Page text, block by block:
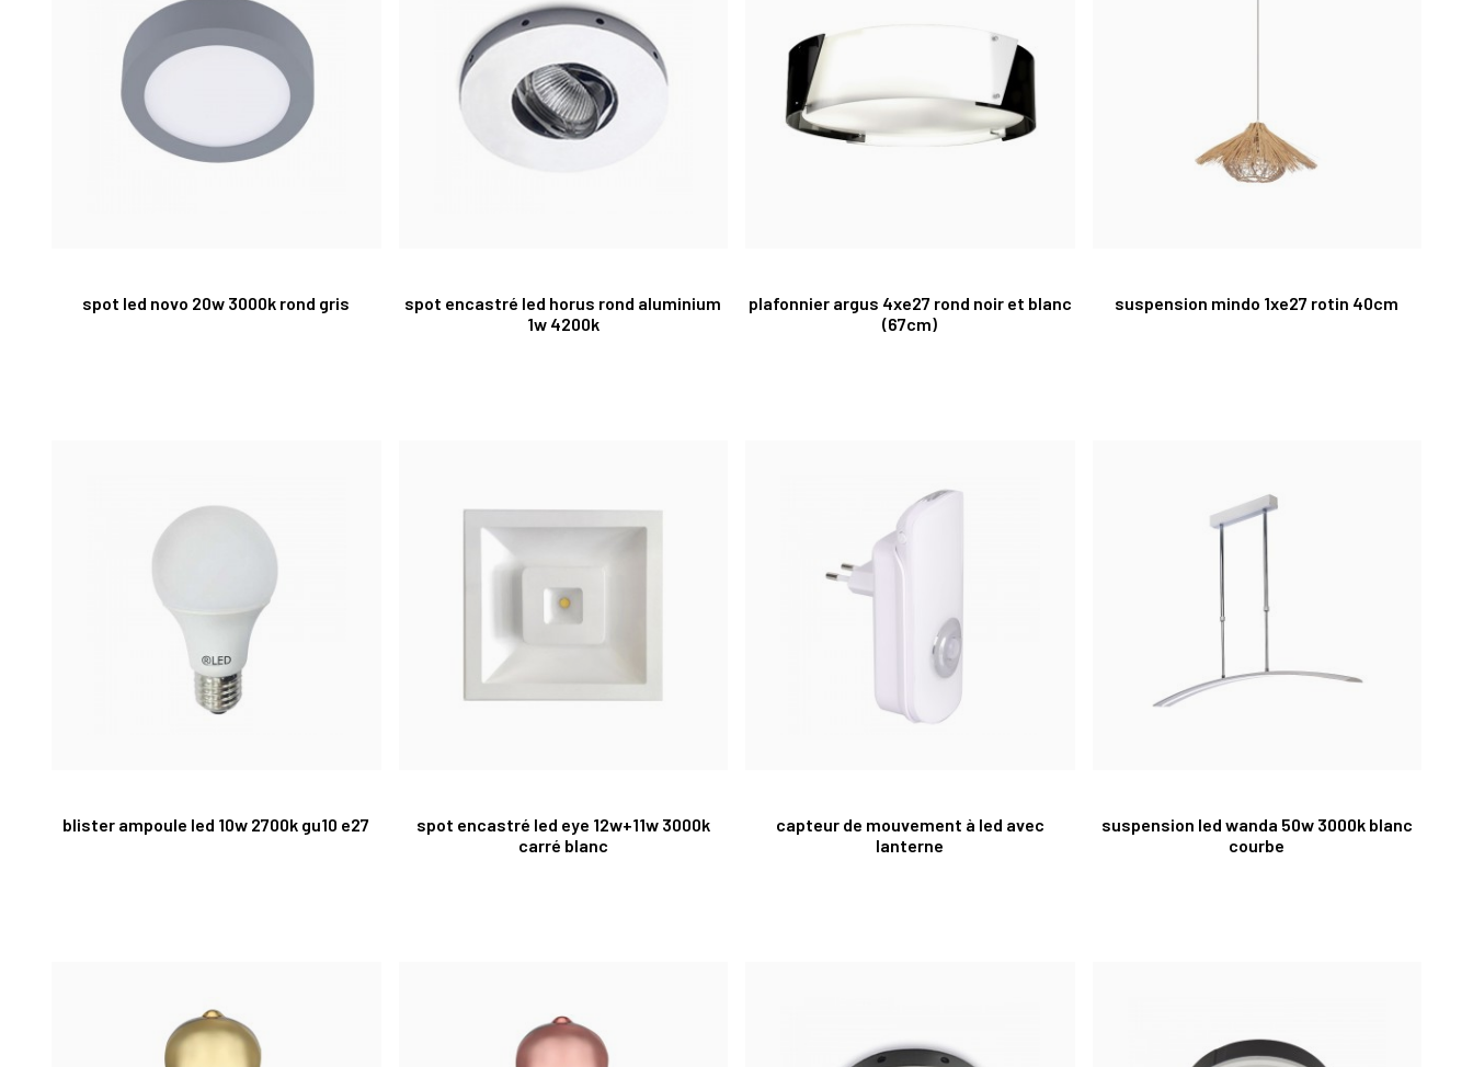
spot led novo 20w 3000k rond gris
spot encastré led horus rond aluminium
1w 4200k
plafonnier argus 4xe27 rond noir et blanc
(67cm)
suspension mindo 1xe27 rotin 40cm
blister ampoule led 10w 2700k gu10 e27
spot encastré led eye 12w+11w 3000k
carré blanc
capteur de mouvement à led avec
lanterne
suspension led wanda 50w 3000k blanc
courbe